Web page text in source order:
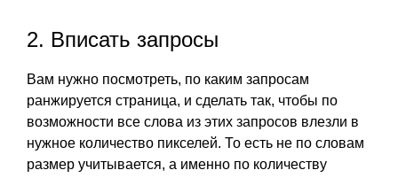
2. Вписать запросы
Вам нужно посмотреть, по каким запросам
ранжируется страница, и сделать так, чтобы по
возможности все слова из этих запросов влезли в
нужное количество пикселей. То есть не по словам
размер учитывается, а именно по количеству